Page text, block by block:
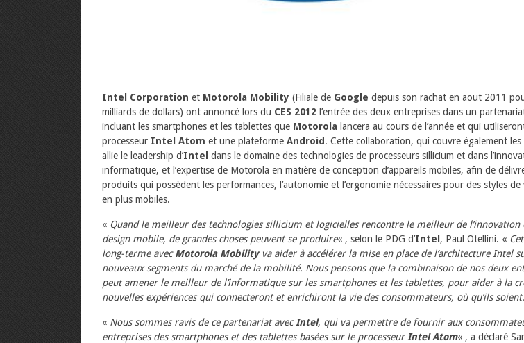
Intel Corporation et Motorola Mobility (Filiale de Google depuis son rachat en aout 2011
milliards de dollars) ont annoncé lors du CES 2012 l’entrée des deux entreprises dans un
incluant les smartphones et les tablettes que Motorola lancera au cours de l’année et qui
processeur Intel Atom et une plateforme Android . Cette collaboration, qui couvre également
allie le leadership d’Intel dans le domaine des technologies de processeurs sillicium et dans
informatique, et l’expertise de Motorola en matière de conception d’appareils mobiles, afin de
produits qui possèdent les performances, l’autonomie et l’ergonomie nécessaires pour des styles de
en plus mobiles.
« Quand le meilleur des technologies sillicium et logicielles rencontre le meilleur de l’innovation
design mobile, de grandes choses peuvent se produire« , selon le PDG d’Intel , Paul Otellini. «
long-terme avecMotorola Mobilityva aider à accélérer la mise en place de l’architecture Intel
nouveaux segments du marché de la mobilité. Nous pensons que la combinaison de nos deux
peut amener le meilleur de l’informatique sur les smartphones et les tablettes, pour aider à la
nouvelles expériences qui connecteront et enrichiront la vie des consommateurs, où qu’ils soient.
« Nous sommes ravis de ce partenariat avecIntel, qui va permettre de fournir aux
entreprises des smartphones et des tablettes basées sur le processeur Intel Atom« , a déclaré